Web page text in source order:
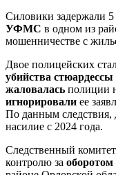
Силовики задержали 5
УФМС в одном из
мошенничестве с
Двое полицейских
убийства
жаловалась полиции
игнорировали ее
По данным следствия,
насилие с 2024 года.
Следственный
контролю за